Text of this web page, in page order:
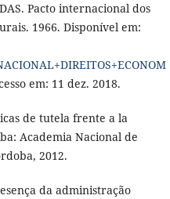
Pacto internacional dos
1966. Disponível em:
em: 11 dez. 2018.
de tutela frente a la
Academia Nacional de
2012.
da administração